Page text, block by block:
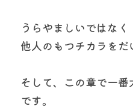
うらやましいではなく
他人のもつチカラをだ
そして、この章で一
です。